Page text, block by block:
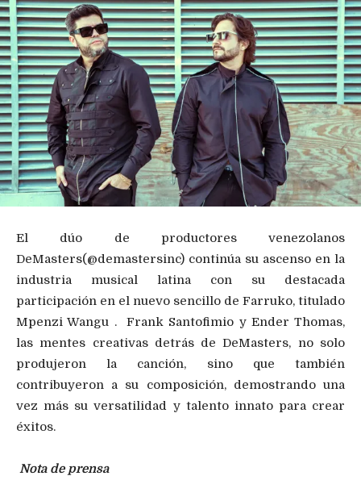
El dúo de productores venezolanos
DeMasters(@demastersinc) continúa su ascenso en la
industria musical latina con su destacada
participación en el nuevo sencillo de Farruko, titulado
Mpenzi Wangu . Frank Santofimio y Ender Thomas,
las mentes creativas detrás deDeMasters, no solo
produjeron la canción, sino que también
contribuyeron a su composición, demostrando una
vez más su versatilidad y talento innato para crear
éxitos.
Nota de prensa